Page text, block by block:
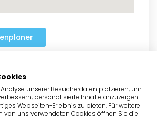
- Anzeige -
unserer Besucherdaten platzieren, um
personalisierte Inhalte anzuzeigen
Webseiten-Erlebnis zu bieten. Für weitere
von uns verwendeten Cookies öffnen Sie die